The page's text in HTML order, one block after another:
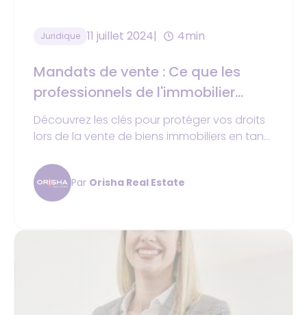
Juridique 11 juillet 2024 4min
Mandats de vente : Ce que les
professionnels de l'immobilier
doivent savoir
Découvrez les clés pour protéger vos droits
lors de la vente de biens immobiliers en tant
obligations légales des mandats de vente !
Par Orisha Real Estate